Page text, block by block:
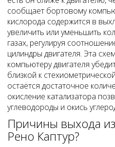
сообщает бортовому
кислорода содержится в
увеличить или уменьшить
газах, регулируя
цилиндры двигателя. Эта
компьютеру двигателя
близкой к
остаётся достаточное
окисление катализатора
углеводороды и окись
Причины выхода
Рено Каптур?